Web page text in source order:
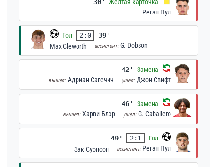
30'
Жёлтая карточка
Реган Пул
Гол 2:0
39'
Max Cleworth
ассистент:G. Dobson
42' Замена
вышел: Адриан Сагечич ушел: Джон Свифт
46' Замена
вышел: Харви Блэр ушел: G. Caballero
49' 2:1
Гол
Зак Суонсон
ассистент: Реган Пул